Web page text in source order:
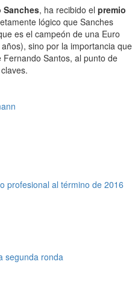
Sanches, ha recibido el premio
lógico que Sanches
es el campeón de una Euro
sino por la importancia que
Santos, al punto de
profesional al término de 2016
segunda ronda